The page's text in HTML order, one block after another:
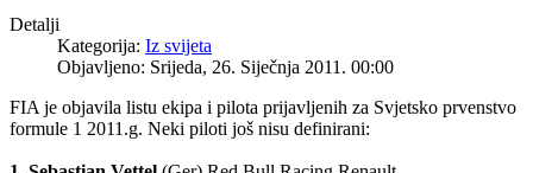
Detalji
Kategorija: Iz svijeta
Objavljeno: Srijeda, 26. Siječnja 2011. 00:00
FIA je objavila listu ekipa i pilota prijavljenih za Svjetsko prvenstvo
formule 1 2011.g. Neki piloti još nisu definirani: